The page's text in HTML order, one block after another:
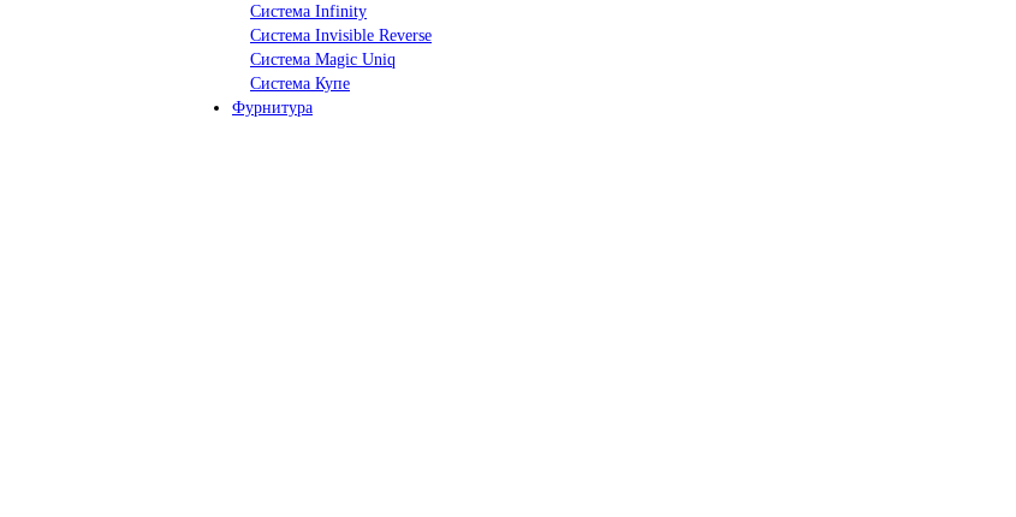
Система Infinity
Система Invisible Reverse
Система Magic Uniq
Система Купе
Фурнитура